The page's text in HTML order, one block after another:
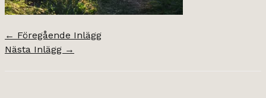
← Föregående Inlägg
Nästa Inlägg →